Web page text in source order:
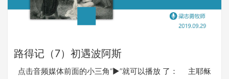
路得记（7）初遇波阿斯
点击音频媒体前面的小三角“►”就可以播放 了： 主耶稣